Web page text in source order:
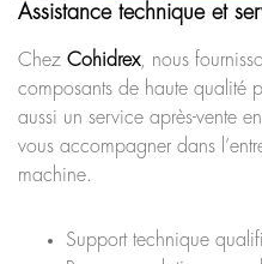
Assistance technique et
Chez Cohidrex, nous
composants de haute qualité
aussi un service après-vente
vous accompagner dans
machine.
Support technique